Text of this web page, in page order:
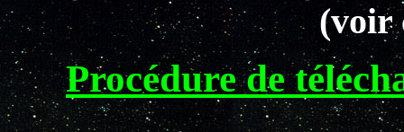
(voir
Procédure de